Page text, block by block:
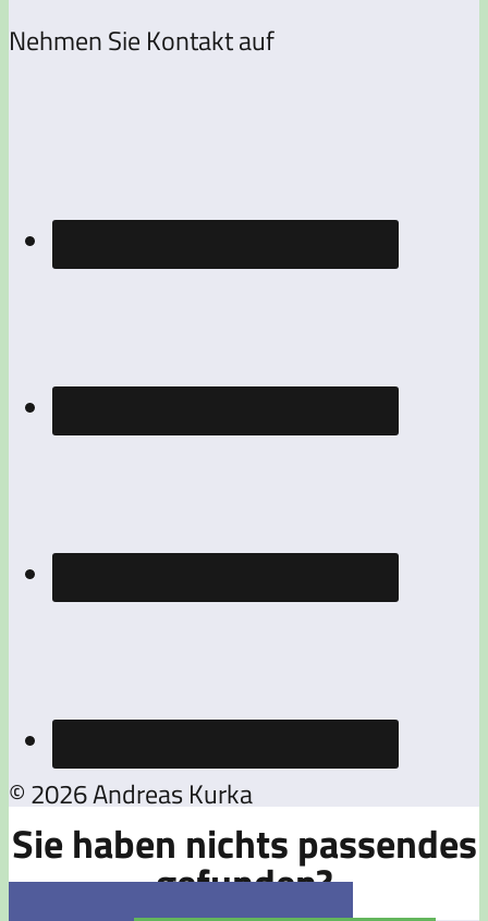
Nehmen Sie Kontakt auf
© 2026 Andreas Kurka
Sie haben nichts passendes
gefunden?